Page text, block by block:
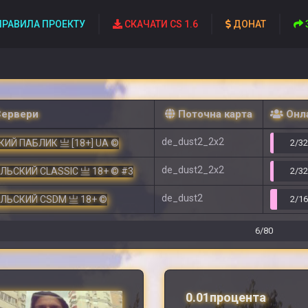
ПРОЕКТУ СКАЧАТИ CS 1.6 ДОНАТ
Поточна карта
ПАБЛИК 亗 [18+] UA © de_dust2_2x2 2/32
CLASSIC 亗 18+ © #3 de_dust2_2x2 2/32
CSDM 亗 18+ © de_dust2 2/16
6/80
0.01процента